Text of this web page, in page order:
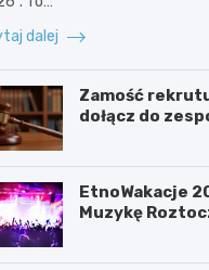
dalej
Zamość
dołącz do
EtnoWakacje
Muzykę